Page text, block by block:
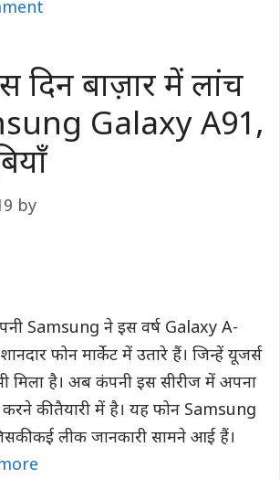
दिन बाज़ार में लांच
Galaxy A91,
by
Samsung ने इस वर्ष Galaxy A-
फोन मार्केट में उतारे हैं। जिन्हें यूजर्स
मिला है। अब कंपनी इस सीरीज में अपना
करने की तैयारी में है। यह फोन Samsung
कई लीक जानकारी सामने आई हैं।